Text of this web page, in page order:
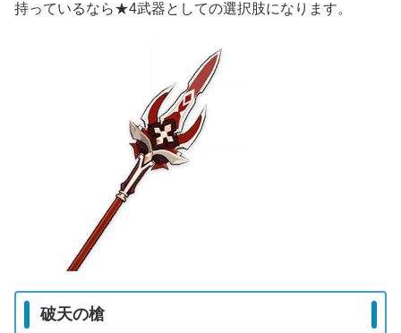
持っているなら★4武器としての選択肢になります。
破天の槍